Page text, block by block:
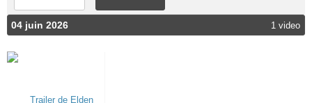
04 juin 2026 1 video